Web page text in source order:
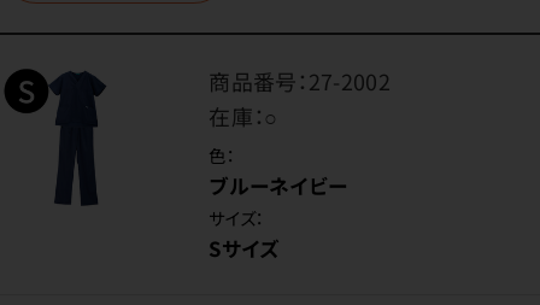
商品番号：27-2002
在庫：○
色：
ブルーネイビー
サイズ：
Sサイズ